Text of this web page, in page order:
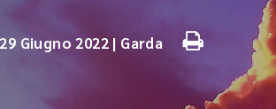
Giugno 2022 | Garda